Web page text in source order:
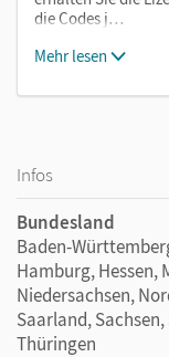
die Codes j…
Mehr lesen
Infos
Bundesland
Baden-
Hamburg, Hessen,
Niedersachsen,
Saarland,
Thüringen